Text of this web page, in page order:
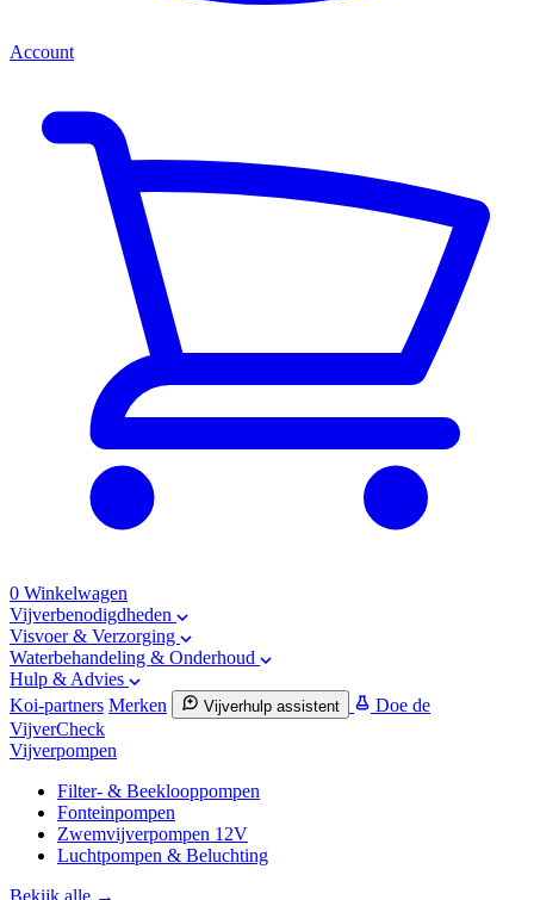
Account
0 Winkelwagen
Vijverbenodigdheden
Visvoer & Verzorging
Waterbehandeling & Onderhoud
Hulp & Advies
Koi-partners Merken Vijverhulp assistent
Doe de
VijverCheck
Vijverpompen
Filter- & Beeklooppompen
Fonteinpompen
Zwemvijverpompen 12V
Luchtpompen & Beluchting
Bekijk alle →